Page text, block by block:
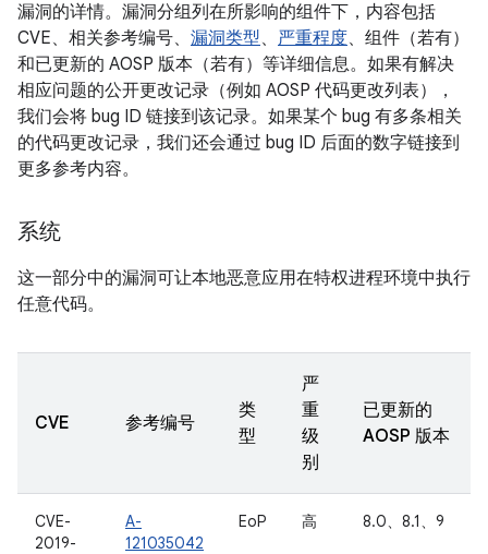
漏洞的详情。漏洞分组列在所影响的组件下，内容包括
CVE、相关参考编号、 漏洞类型、 严重程度、组件（若有）
和已更新的 AOSP 版本（若有）等详细信息。如果有解决
相应问题的公开更改记录（例如 AOSP 代码更改列表），
我们会将 bug ID 链接到该记录。如果某个 bug 有多条相关
的代码更改记录，我们还会通过 bug ID 后面的数字链接到
更多参考内容。
系统
这一部分中的漏洞可让本地恶意应用在特权进程环境中执行
任意代码。
CVE 参考编号
类
型
严
重
级
别
已更新的
AOSP 版本
CVE-
2019-
A-
121035042
EoP 高 8.0、8.1、9